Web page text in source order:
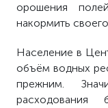
орошения
накормить
Население в
объём водных
прежним.
расходования